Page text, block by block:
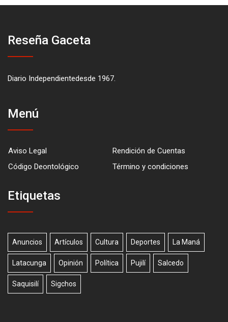
Reseña Gaceta
Diario Independientedesde 1967.
Menú
Aviso Legal
Rendición de Cuentas
Código Deontológico
Término y condiciones
Etiquetas
Anuncios Artículos Cultura Deportes La Maná
Latacunga Opinión Política Pujilí Salcedo
Saquisilí Sigchos